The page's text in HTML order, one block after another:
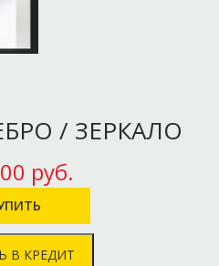
/ ЗЕРКАЛО
руб.
В КРЕДИТ